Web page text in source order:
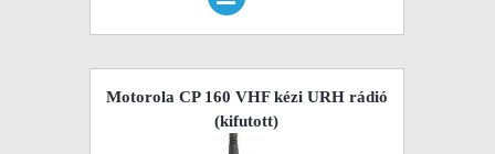
Motorola CP 160 VHF kézi URH rádió
(kifutott)